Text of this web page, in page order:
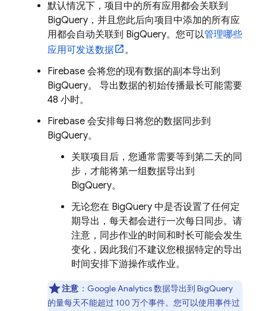
默认情况下，项目中的所有应用都会关联到
BigQuery ，并且您此后向项目中添加的所有应
用都会自动关联到 BigQuery。您可以管理哪些
应用可发送数据
。
Firebase 会将您的现有数据的副本导出到
BigQuery。 导出数据的初始传播最长可能需要
48 小时。
Firebase 会安排每日将您的数据同步到
BigQuery。
关联项目后，您通常需要等到第二天的同
步，才能将第一组数据导出到
BigQuery。
无论您在 BigQuery 中是否设置了任何定
期导出，每天都会进行一次每日同步。请
注意，同步作业的时间和时长可能会发生
变化，因此我们不建议您根据特定的导出
时间安排下游操作或作业。
注意 ： Google Analytics数据导出到 BigQuery
的量每天不能超过 100 万个事件。您可以使用事件过